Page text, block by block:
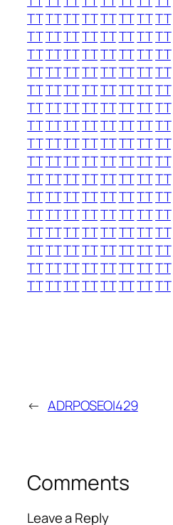
TTTTTTTTTTTTTTTT
TTTTTTTTTTTTTTTT
TTTTTTTTTTTTTTTT
TTTTTTTTTTTTTTTT
TTTTTTTTTTTTTTTT
TTTTTTTTTTTTTTTT
TTTTTTTTTTTTTTTT
TTTTTTTTTTTTTTTT
TTTTTTTTTTTTTTTT
TTTTTTTTTTTTTTTT
TTTTTTTTTTTTTTTT
TTTTTTTTTTTTTTTT
TTTTTTTTTTTTTTTT
TTTTTTTTTTTTTTTT
TTTTTTTTTTTTTTTT
TTTTTTTTTTTTTTTT
← ADRPOSEOI429
Comments
Leave a Reply